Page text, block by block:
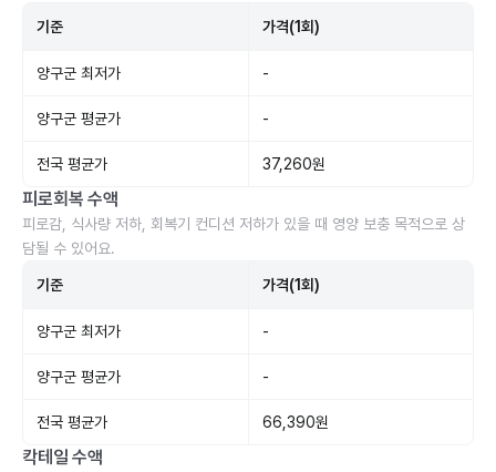
기준 가격(1회)
양구군 최저가 -
양구군 평균가 -
전국 평균가 37,260원
피로회복 수액
피로감, 식사량 저하, 회복기 컨디션 저하가 있을 때 영양 보충 목적으로 상
담될 수 있어요.
기준 가격(1회)
양구군 최저가 -
양구군 평균가 -
전국 평균가 66,390원
칵테일 수액